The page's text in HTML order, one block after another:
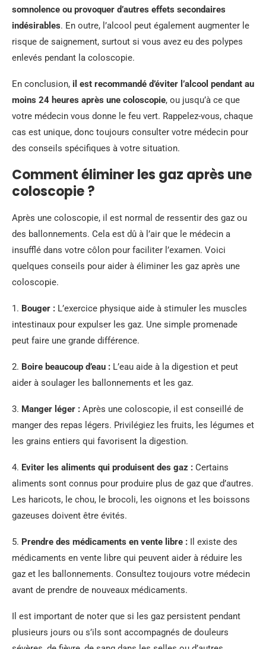
somnolence ou provoquer d’autres effets secondaires
indésirables. En outre, l’alcool peut également augmenter le
risque de saignement, surtout si vous avez eu des polypes
enlevés pendant la coloscopie.
En conclusion, il est recommandé d’éviter l’alcool pendant au
moins 24 heures après une coloscopie, ou jusqu’à ce que
votre médecin vous donne le feu vert. Rappelez-vous, chaque
cas est unique, donc toujours consulter votre médecin pour
des conseils spécifiques à votre situation.
Comment éliminer les gaz après une
coloscopie ?
Après une coloscopie, il est normal de ressentir des gaz ou
des ballonnements. Cela est dû à l’air que le médecin a
insufflé dans votre côlon pour faciliter l’examen. Voici
quelques conseils pour aider à éliminer les gaz après une
coloscopie.
1. Bouger : L’exercice physique aide à stimuler les muscles
intestinaux pour expulser les gaz. Une simple promenade
peut faire une grande différence.
2. Boire beaucoup d’eau : L’eau aide à la digestion et peut
aider à soulager les ballonnements et les gaz.
3. Manger léger : Après une coloscopie, il est conseillé de
manger des repas légers. Privilégiez les fruits, les légumes et
les grains entiers qui favorisent la digestion.
4. Eviter les aliments qui produisent des gaz : Certains
aliments sont connus pour produire plus de gaz que d’autres.
Les haricots, le chou, le brocoli, les oignons et les boissons
gazeuses doivent être évités.
5. Prendre des médicaments en vente libre : Il existe des
médicaments en vente libre qui peuvent aider à réduire les
gaz et les ballonnements. Consultez toujours votre médecin
avant de prendre de nouveaux médicaments.
Il est important de noter que si les gaz persistent pendant
plusieurs jours ou s’ils sont accompagnés de douleurs